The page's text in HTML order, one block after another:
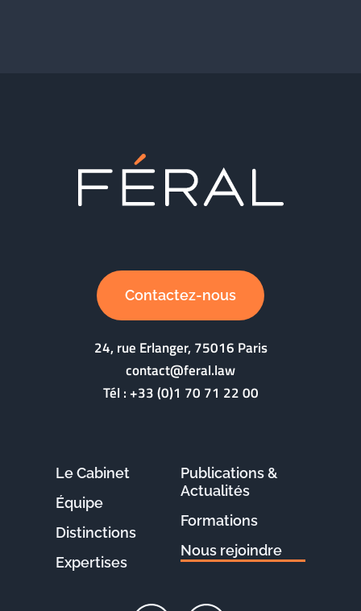
Contactez-nous
24, rue Erlanger, 75016 Paris
contact@feral.law
Tél :+33 (0)1 70 71 22 00
Le Cabinet
Équipe
Distinctions
Expertises
Publications &
Actualités
Formations
Nous rejoindre